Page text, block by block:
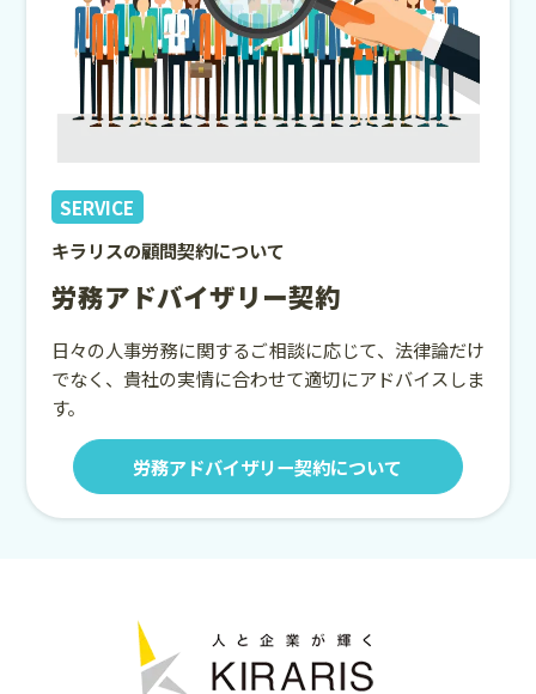
SERVICE
キラリスの顧問契約について
労務アドバイザリー契約
日々の人事労務に関するご相談に応じて、法律論だけ
でなく、貴社の実情に合わせて適切にアドバイスしま
す。
労務アドバイザリー契約について